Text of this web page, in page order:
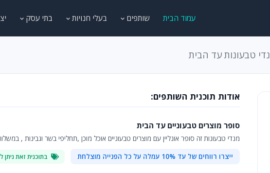
עמוד הבית שותפים בעלי חנויות בתי עסק
טבעונות עד הבית
אודות תוכנית השותפים:
סופר מוצרים טבעוניים עד הבית
מנדי טבעונות זה סופר אונליין עם מוצרים טבעוניים אוכל מוכן ,תחליפי בשר וגבינות ,
ייצרו רווחים של עד 10% עמלה על כל הפנייה מוצלחת
בתוכנית זאת ניתן